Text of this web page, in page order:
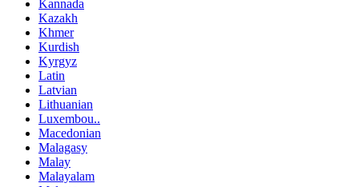
Kannada
Kazakh
Khmer
Kurdish
Kyrgyz
Latin
Latvian
Lithuanian
Luxembou..
Macedonian
Malagasy
Malay
Malayalam